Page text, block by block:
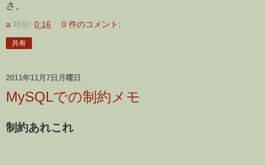
さ。
a 時刻: 0:16 0 件のコメント:
共有
2011年11月7日月曜日
MySQLでの制約メモ
制約あれこれ